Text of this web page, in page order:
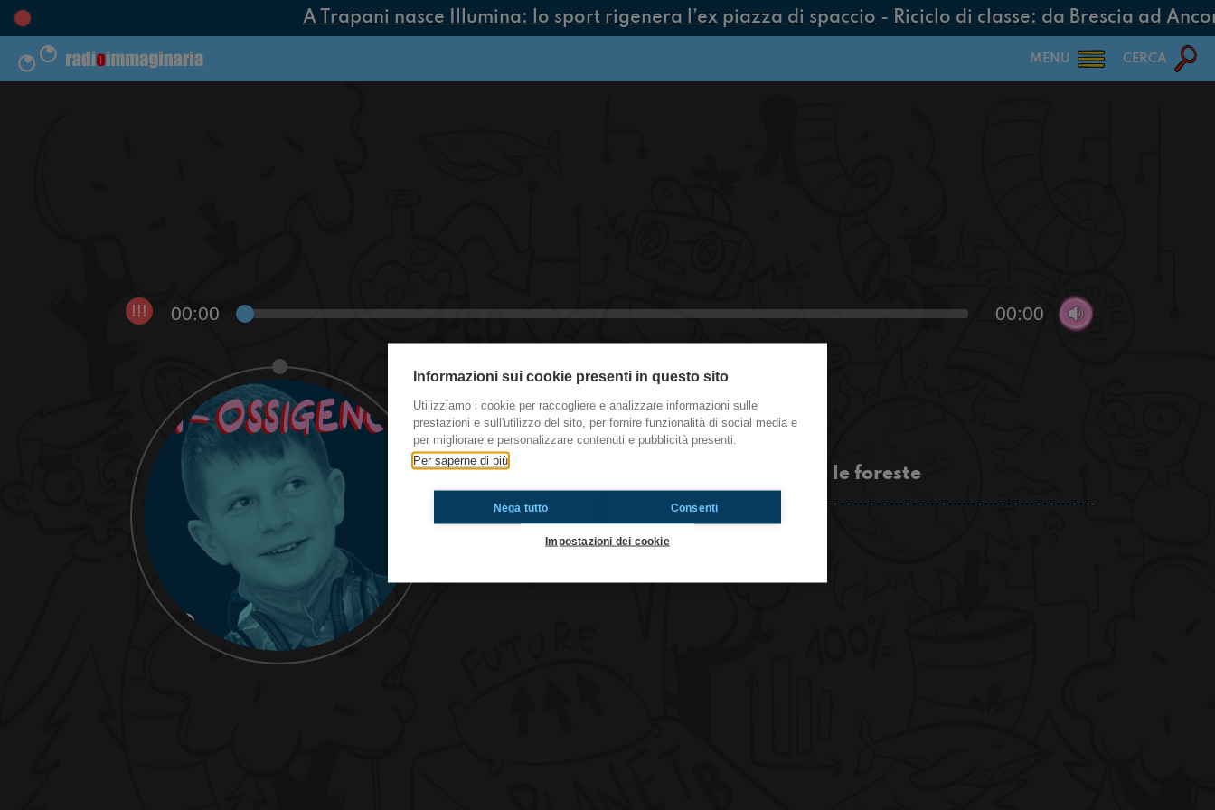
A Trapani nasce Illumina: lo sport rigenera l’ex piazza di spaccio- Riciclo di classe: da Brescia ad
MENU CERCA
!!! 00:00 00:00
Ep. 42: Una Legge Europea per aiutare le foreste
Ti è piaciuto? Condividilo!
Informazioni sui cookie presenti in questo sito
Utilizziamo i cookie per raccogliere e analizzare informazioni sulle
prestazioni e sull'utilizzo del sito, per fornire funzionalità di social media e
per migliorare e personalizzare contenuti e pubblicità presenti.
Per saperne di più
Nega tutto Consenti
Impostazioni dei cookie